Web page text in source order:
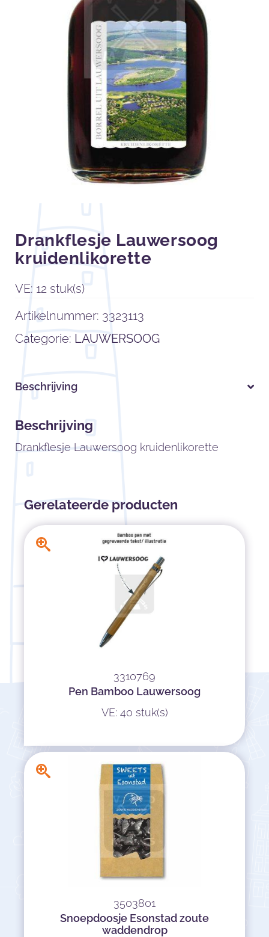
Drankflesje Lauwersoog
kruidenlikorette
VE: 12 stuk(s)
Artikelnummer: 3323113
Categorie: LAUWERSOOG
Beschrijving
Beschrijving
Drankflesje Lauwersoog kruidenlikorette
Gerelateerde producten
3310769
Pen Bamboo Lauwersoog
VE: 40 stuk(s)
3503801
Snoepdoosje Esonstad zoute
waddendrop